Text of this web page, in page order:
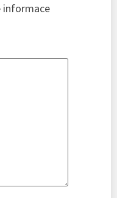
informace